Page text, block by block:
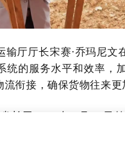
输厅厅长宋赛·乔玛尼
统的服务水平和效率，
衔接，确保货物往来更
长于2024年6月27日